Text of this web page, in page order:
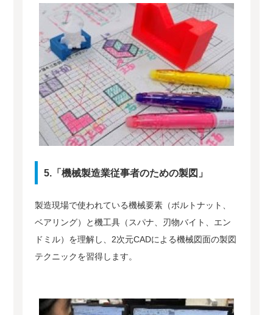
5.「機械製造業従事者のための製図」
製造現場で使われている機械要素（ボルトナット、
ベアリング）と機工具（スパナ、刃物バイト、エン
ドミル）を理解し、2次元CADによる機械図面の製図
テクニックを習得します。